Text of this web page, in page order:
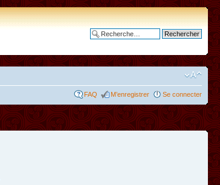
FAQ M’enregistrer Se connecter